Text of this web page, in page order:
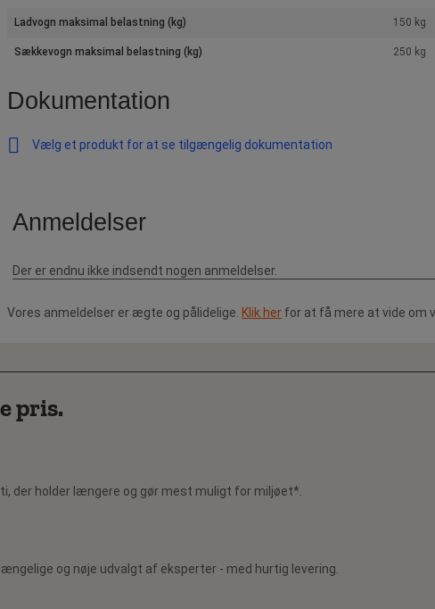
Ladvogn maksimal belastning (kg) 150 kg
Sækkevogn maksimal belastning (kg) 250 kg
Dokumentation
Vælg et produkt for at se tilgængelig dokumentation
Vores anmeldelser er ægte og pålidelige. Klik her for at få mere at vide om
pris.
der holder længere og gør mest muligt for miljøet*.
og nøje udvalgt af eksperter - med hurtig levering.